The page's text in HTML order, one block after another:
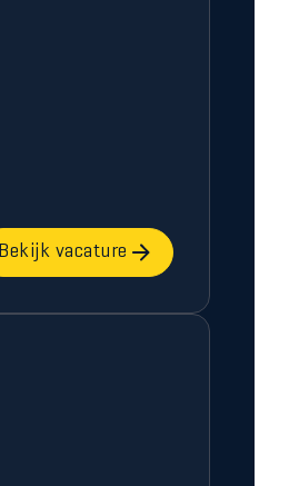
Bekijk vacature